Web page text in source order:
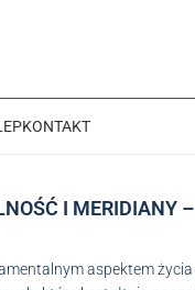
KONTAKT
I
aspektem